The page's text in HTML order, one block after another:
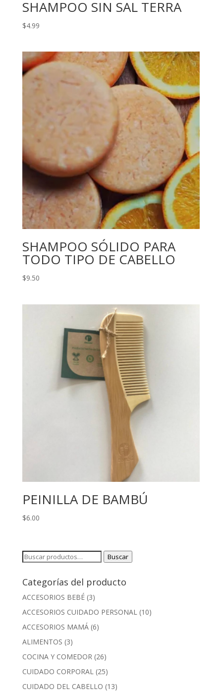
SHAMPOO SIN SAL TERRA
$4.99
SHAMPOO SÓLIDO PARA
TODO TIPO DE CABELLO
$9.50
PEINILLA DE BAMBÚ
$6.00
Buscar
Buscar
Categorías del producto
ACCESORIOS BEBÉ (3)
ACCESORIOS CUIDADO PERSONAL (10)
ACCESORIOS MAMÁ (6)
ALIMENTOS (3)
COCINA Y COMEDOR (26)
CUIDADO CORPORAL (25)
CUIDADO DEL CABELLO (13)